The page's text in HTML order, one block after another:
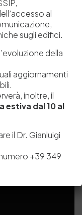
browser per la
al
sugli edifici.
della
aggiornamenti
inoltre, il
estiva dal 10 al
il Dr. Gianluigi
+39 349